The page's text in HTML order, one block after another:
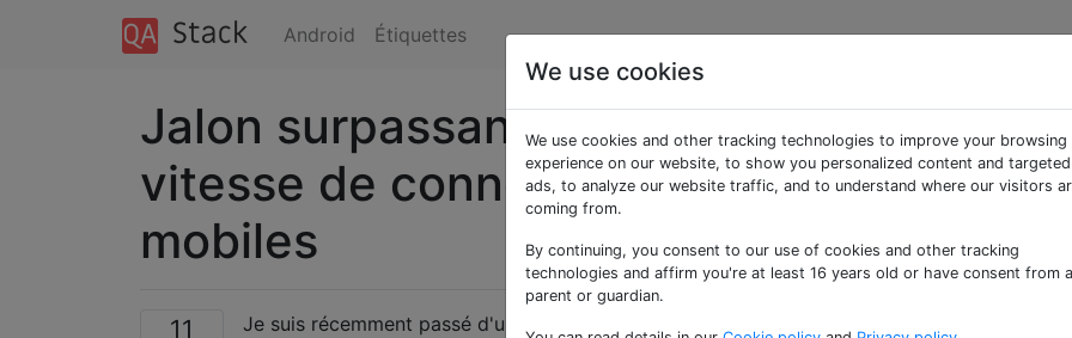
Android Étiquettes
Jalon surpassant le Galaxy Nexus sur la
vitesse de connexion des données
mobiles
11
Je suis récemment passé d'un Motorola Milestone à un Samsung Galaxy Nexus, et il
We use cookies
We use cookies and other tracking technologies to improve your browsing
experience on our website, to show you personalized content and targeted
ads, to analyze our website traffic, and to understand where our visitors
coming from.
By continuing, you consent to our use of cookies and other tracking
technologies and affirm you're at least 16 years old or have consent from a
parent or guardian.